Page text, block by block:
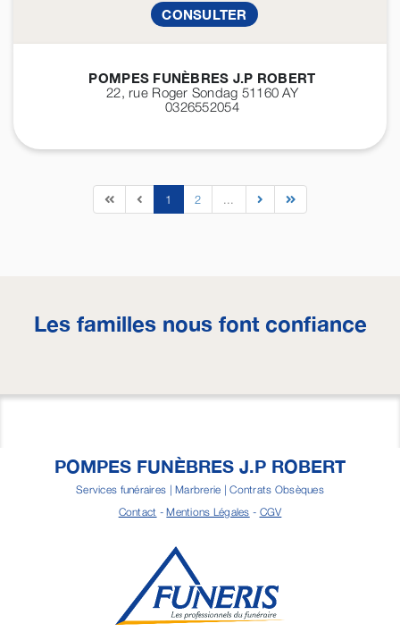
CONSULTER
POMPES FUNÈBRES J.P ROBERT
22, rue Roger Sondag 51160AY
0326552054
1 2 ...
Les familles nous font confiance
POMPES FUNÈBRES J.P ROBERT
Services funéraires | Marbrerie | Contrats Obsèques
Contact -Mentions Légales - CGV